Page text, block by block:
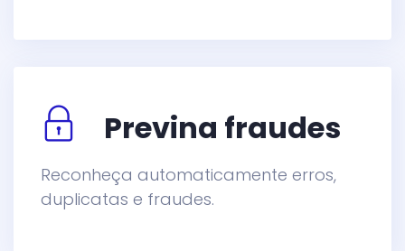
Previna fraudes
Reconheça automaticamente erros,
duplicatas e fraudes.